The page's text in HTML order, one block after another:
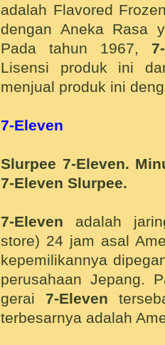
adalah Flavored
dengan Aneka Rasa
Pada tahun 1967,
Lisensi produk ini
menjual produk ini
7-Eleven
Slurpee 7-Eleven.
7-Eleven Slurpee.
7-Eleven adalah
store) 24 jam asal
kepemilikannya
perusahaan Jepang.
gerai 7-Eleven
terbesarnya adalah